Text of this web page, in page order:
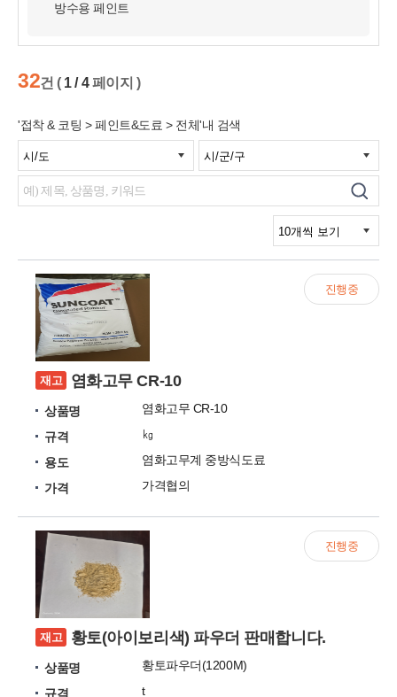
방수용 페인트
32건 ( 1 / 4페이지 )
'접착 & 코팅 > 페인트&도료 > 전체'내 검색
재고 염화고무 CR-10
상품명
염화고무 CR-10
규격
㎏
용도
염화고무계 중방식도료
가격
가격협의
진행중
재고 황토(아이보리색) 파우더 판매합니다.
상품명
황토파우더(1200M)
규격
t
진행중